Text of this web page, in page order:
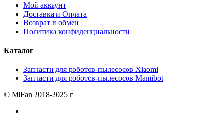
Мой аккаунт
Доставка и Оплата
Возврат и обмен
Политика конфиденциальности
Каталог
Запчасти для роботов-пылесосов Xiaomi
Запчасти для роботов-пылесосов Mamibot
© MiFan 2018-2025 г.